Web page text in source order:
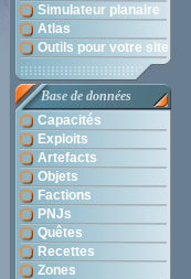
Simulateur planaire
Atlas
Outils pour votre site
Base de données
Capacités
Exploits
Artefacts
Objets
Factions
PNJs
Quêtes
Recettes
Zones